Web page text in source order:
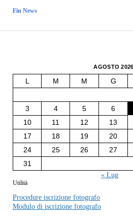
Fin News
AGOSTO 2026
L M M G
3
4 5 6
10
11 12 13
17
18 19 20
24
25 26 27
31
« Lug
Utilità
Procedure iscrizione fotografo
Modulo di iscrizione fotografo